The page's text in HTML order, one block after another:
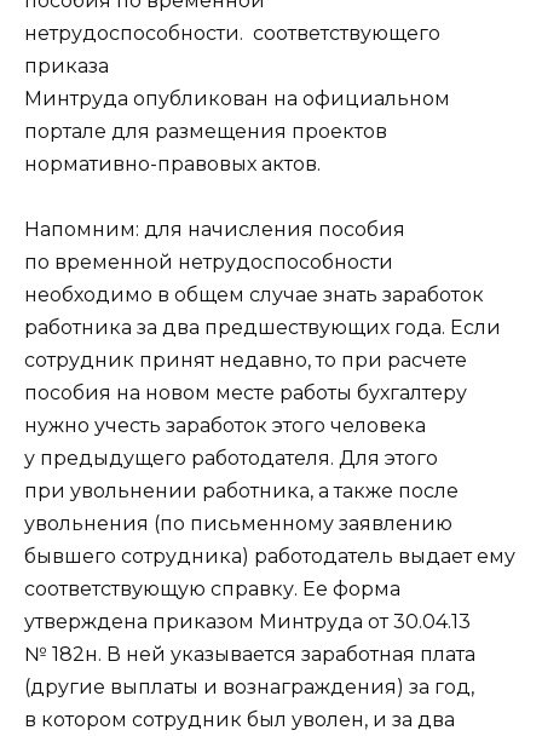
нетрудоспособности. соответствующего
приказа
Минтруда опубликован на официальном
портале для размещения проектов
нормативно-правовых актов.
Напомним: для начисления пособия
по временной нетрудоспособности
необходимо в общем случае знать заработок
работника за два предшествующих года. Если
сотрудник принят недавно, то при расчете
пособия на новом месте работы бухгалтеру
нужно учесть заработок этого человека
у предыдущего работодателя. Для этого
при увольнении работника, а также после
увольнения (по письменному заявлению
бывшего сотрудника) работодатель выдает ему
соответствующую справку. Ее форма
утверждена приказом Минтруда от 30.04.13
№ 182н. В ней указывается заработная плата
(другие выплаты и вознаграждения) за год,
в котором сотрудник был уволен, и за два